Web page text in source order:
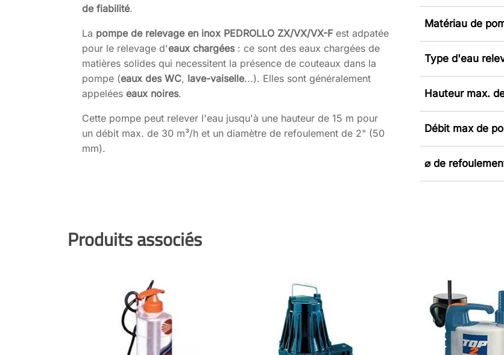
de fiabilité.
La pompe de relevage en inox PEDROLLO ZX/VX/VX-F est adpatée
pour le relevage d'eaux chargées: ce sont des eaux chargées de
matières solides qui necessitent la présence de couteaux dans la
pompe (eaux des WC, lave-vaiselle...). Elles sont généralement
appelées eaux noires.
Cette pompe peut relever l'eau jusqu'à une hauteur de 15 m pour
un débit max. de 30 m³/h et un diamètre de refoulement de 2" (50
mm).
Matériau de
Type d'eau
Hauteur max.
Débit max de
⌀ de
Produits associés